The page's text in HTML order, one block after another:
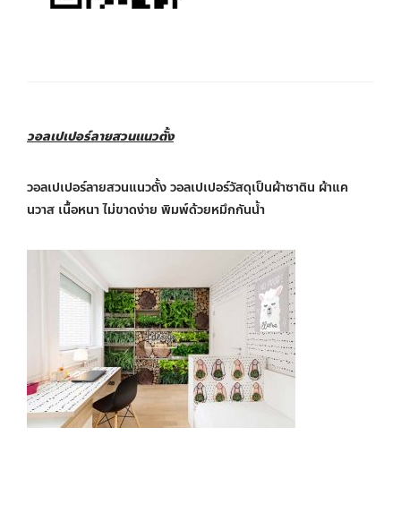
วอลเปเปอร์ลายสวนแนวตั้ง
วอลเปเปอร์ลายสวนแนวตั้ง วอลเปเปอร์วัสดุเป็นผ้าซาติน ผ้าแค
นวาส เนื้อหนา ไม่ขาดง่าย พิมพ์ด้วยหมึกกันน้ำ